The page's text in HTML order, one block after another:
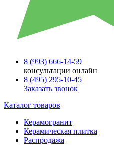
8 (993) 666-14-59
консультации онлайн
8 (495) 295-10-45
Заказать звонок
Каталог товаров
Керамогранит
Керамическая плитка
Распродажа